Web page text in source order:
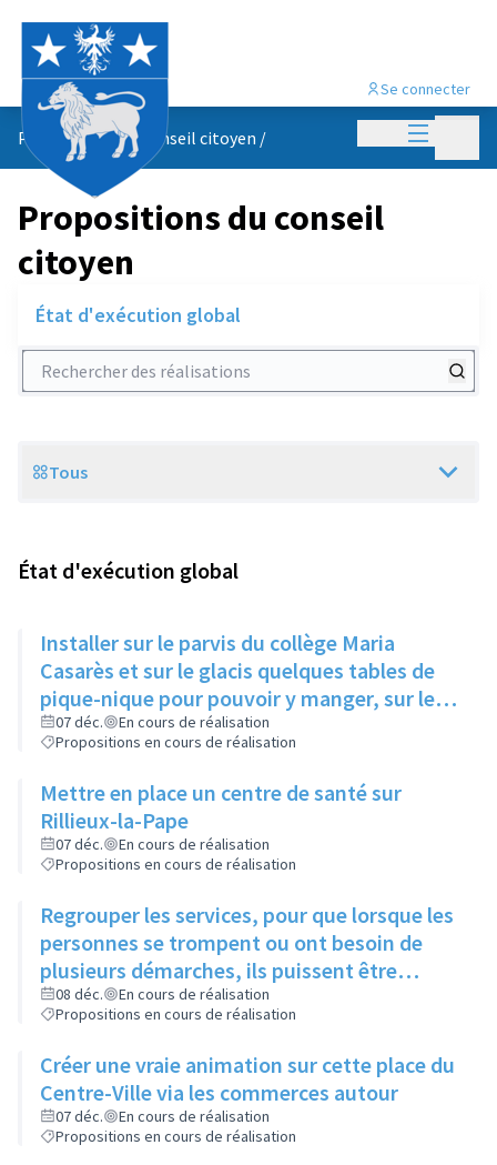
Menu
Se connecter
Propositions du conseil citoyen /
Propositions du conseil
citoyen
État d'exécution global
Rechercher des réalisations
Scope
Tous
État d'exécution global
Installer sur le parvis du collège Maria
Casarès et sur le glacis quelques tables de
pique-nique pour pouvoir y manger, sur le
temps du midi
07 déc.
En cours de réalisation
Propositions en cours de réalisation
Mettre en place un centre de santé sur
Rillieux-la-Pape
07 déc.
En cours de réalisation
Propositions en cours de réalisation
Regrouper les services, pour que lorsque les
personnes se trompent ou ont besoin de
plusieurs démarches, ils puissent être
réorienter et rediriger rapidement via cette
proximité
08 déc.
En cours de réalisation
Propositions en cours de réalisation
Créer une vraie animation sur cette place du
Centre-Ville via les commerces autour
07 déc.
En cours de réalisation
Propositions en cours de réalisation